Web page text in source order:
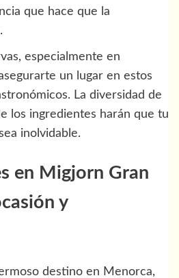
que hace que la
especialmente en
un lugar en estos
La diversidad de
los ingredientes harán que tu
inolvidable.
en Migjorn Gran
y
destino en Menorca,